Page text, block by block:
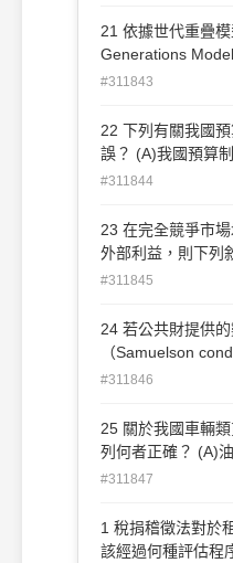
金給乙地方
21 依據世代重疊
Generations
轉給下一代？ (A)不論內債與外債都不會
債不會(D)內債不
#311843
22 下列有關我國
誤？ (A)我國預算制度有採複式預算精神
(B)我國預算制度為
種(D)資本門收支
出之財源
#311844
23 在完全競爭市
外部利益，則下列敘述
社會成本大於邊際
邊際私人利益(D)
量
#311845
24 若公共財提供
（Samuelson
確？ (A)達到李嘉圖均等性（Ricardian
巨獸假說（
(D)公共財的數量
#311846
25 關於我國車輛
列何者正確？ (A)油耗效率 (B)燃料使用量
(C)排氣量(D)CO2
#311847
1 稅捐稽徵法對於
該經過何種評估程序？ (A)環境影響